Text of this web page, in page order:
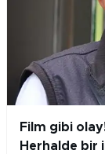
Film gibi
Herhalde bir